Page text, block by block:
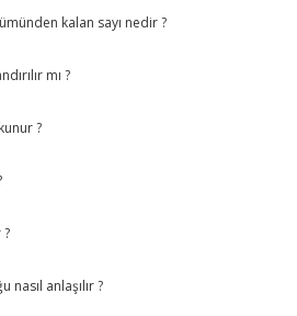
kalan sayı nedir ?
mı ?
?
?
anlaşılır ?